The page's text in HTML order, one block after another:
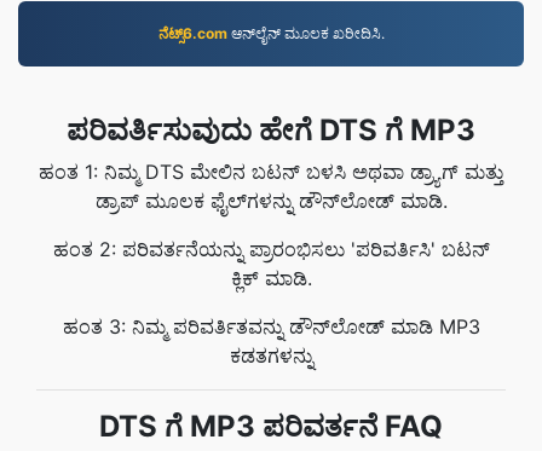
ನೆಟ್ಸ್6.comಆನ್‌ಲೈನ್‌ ಮೂಲಕ ಖರೀದಿಸಿ.
ಪರಿವರ್ತಿಸುವುದು ಹೇಗೆ DTS ಗೆ MP3
ಹಂತ 1: ನಿಮ್ಮ DTS ಮೇಲಿನ ಬಟನ್ ಬಳಸಿ ಅಥವಾ ಡ್ರ್ಯಾಗ್ ಮತ್ತು
ಡ್ರಾಪ್ ಮೂಲಕ ಫೈಲ್‌ಗಳನ್ನು ಡೌನ್‌ಲೋಡ್ ಮಾಡಿ.
ಹಂತ 2: ಪರಿವರ್ತನೆಯನ್ನು ಪ್ರಾರಂಭಿಸಲು 'ಪರಿವರ್ತಿಸಿ' ಬಟನ್
ಕ್ಲಿಕ್ ಮಾಡಿ.
ಹಂತ 3: ನಿಮ್ಮ ಪರಿವರ್ತಿತವನ್ನು ಡೌನ್‌ಲೋಡ್ ಮಾಡಿ MP3
ಕಡತಗಳನ್ನು
DTS ಗೆ MP3 ಪರಿವರ್ತನೆ FAQ